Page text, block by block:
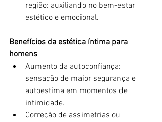
região: auxiliando no bem-estar
estético e emocional.
Benefícios da estética íntima para
homens
Aumento da autoconfiança:
sensação de maior segurança e
autoestima em momentos de
intimidade.
Correção de assimetrias ou